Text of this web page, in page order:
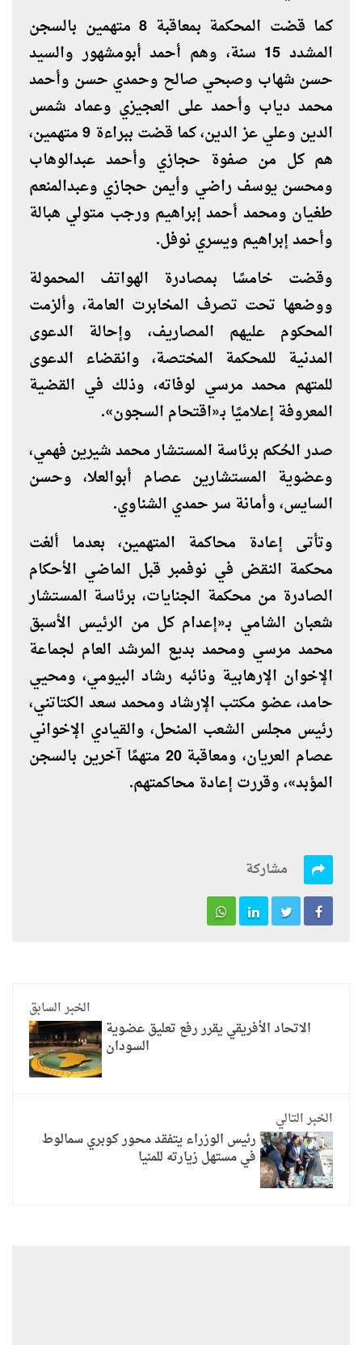
كما قضت المحكمة بمعاقبة 8 متهمين بالسجن
المشدد 15 سنة، وهم أحمد أبومشهور والسيد
حسن شهاب وصبحي صالح وحمدي حسن وأحمد
محمد دياب وأحمد على العجيزي وعماد شمس
الدين وعلي عز الدين، كما قضت ببراءة 9 متهمين،
هم كل من صفوة حجازي وأحمد عبدالوهاب
ومحسن يوسف راضي وأيمن حجازي وعبدالمنعم
طغيان ومحمد أحمد إبراهيم ورجب متولي هبالة
وأحمد إبراهيم ويسري نوفل.
وقضت خامسًا بمصادرة الهواتف المحمولة
ووضعها تحت تصرف المخابرت العامة، وألزمت
المحكوم عليهم المصاريف، وإحالة الدعوى
المدنية للمحكمة المختصة، وانقضاء الدعوى
للمتهم محمد مرسي لوفاته، وذلك في القضية
المعروفة إعلاميًا بـ«اقتحام السجون».
صدر الحُكم برئاسة المستشار محمد شيرين فهمي،
وعضوية المستشارين عصام أبوالعلا، وحسن
السايس، وأمانة سر حمدي الشناوي.
وتأتى إعادة محاكمة المتهمين، بعدما ألغت
محكمة النقض في نوفمبر قبل الماضي الأحكام
الصادرة من محكمة الجنايات، برئاسة المستشار
شعبان الشامي بـ«إعدام كل من الرئيس الأسبق
محمد مرسي ومحمد بديع المرشد العام لجماعة
الإخوان الإرهابية ونائبه رشاد البيومي، ومحيي
حامد، عضو مكتب الإرشاد ومحمد سعد الكتاتني،
رئيس مجلس الشعب المنحل، والقيادي الإخواني
عصام العريان، ومعاقبة 20 متهمًا آخرين بالسجن
المؤبد»، وقررت إعادة محاكمتهم.
مشاركة
الخبر السابق
الاتحاد الأفريقي يقرر رفع تعليق عضوية
السودان
الخبر التالي
رئيس الوزراء يتفقد محور كوبري سمالوط
في مستهل زيارته للمنيا